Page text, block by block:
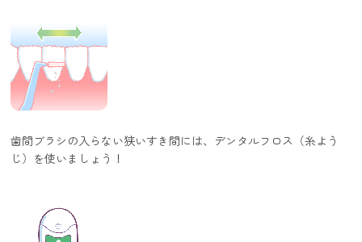
歯間ブラシの入らない狭いすき間には、デンタルフロス（糸よう
じ）を使いましょう！